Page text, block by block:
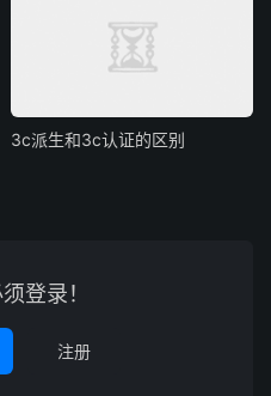
3c派生和3c认证的区别
登录！
注册